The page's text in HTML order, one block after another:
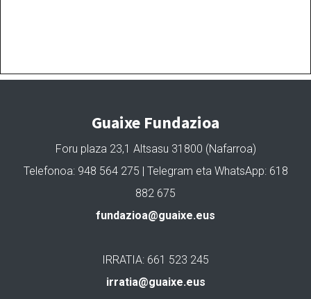
Guaixe Fundazioa
Foru plaza 23,1 Altsasu 31800 (Nafarroa)
Telefonoa: 948 564 275 | Telegram eta WhatsApp: 618
882 675
fundazioa@guaixe.eus
IRRATIA: 661 523 245
irratia@guaixe.eus